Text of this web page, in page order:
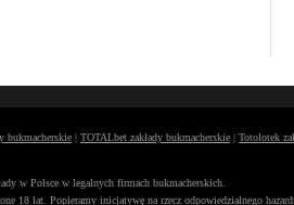
bukmacherskie | TOTALbet zakłady bukmacherskie | Totolotek
w Polsce w legalnych firmach bukmacherskich.
18 lat. Popieramy inicjatywę na rzecz odpowiedzialnego